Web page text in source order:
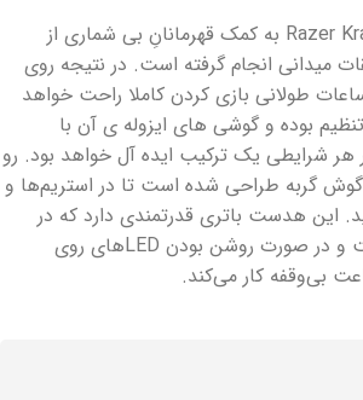
روی هدست Razer Kraken USB به کمک قهرمانانِ بی شماری از
میدانی انجام گرفته است. در نتیجه روی
طولانی بازی کردن کاملا راحت خواهد
تنظیم بوده و گوشی های ایزوله ی آن با
شرایطی یک ترکیب ایده آل خواهد بود. رو
گربه طراحی شده است تا در استریم‌ها و
این هدست باتری قدرتمندی دارد که در
حالت عادی تا ۵۰ ساعت و در صورت روشن بودن LEDهای روی